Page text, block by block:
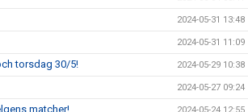
2024-05-31 13:48
2024-05-31 11:09
torsdag 30/5! 2024-05-29 10:38
2024-05-27 09:24
matcher!